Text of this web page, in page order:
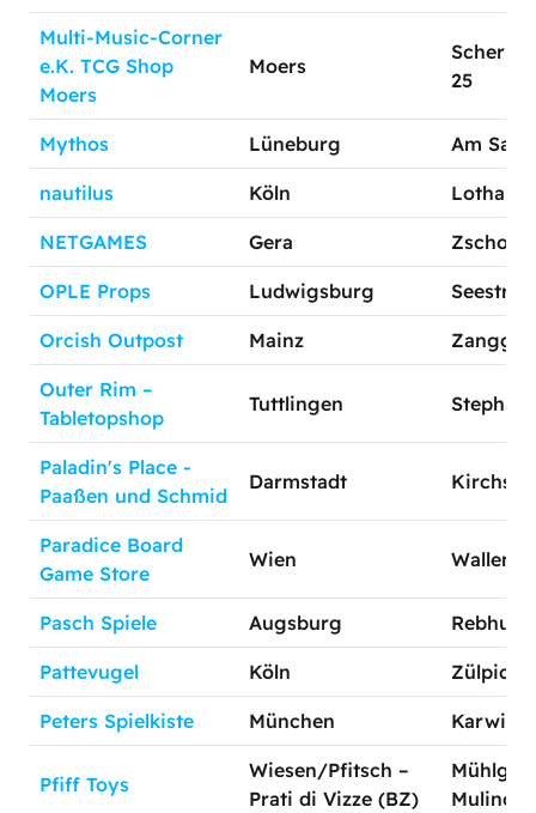
Multi-Music-Corner
e.K. TCG Shop
Moers
Moers
25
Mythos Lüneburg Am
nautilus Köln
NETGAMES Gera
OPLE Props Ludwigsburg
Orcish Outpost Mainz
Outer Rim –
Tabletopshop
Tuttlingen
Paladin's Place -
Paaßen und Schmid
Darmstadt Kirchstr.
Paradice Board
Game Store
Wien
Pasch Spiele Augsburg
Pattevugel Köln
Peters Spielkiste München
Pfiff Toys
Wiesen/Pfitsch –
Prati di Vizze (BZ)
Mulino